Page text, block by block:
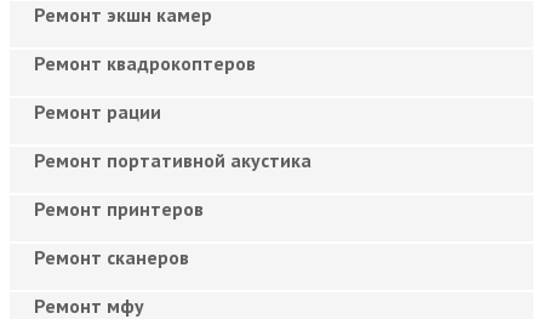
Ремонт экшн камер
Ремонт квадрокоптеров
Ремонт рации
Ремонт портативной акустика
Ремонт принтеров
Ремонт сканеров
Ремонт мфу